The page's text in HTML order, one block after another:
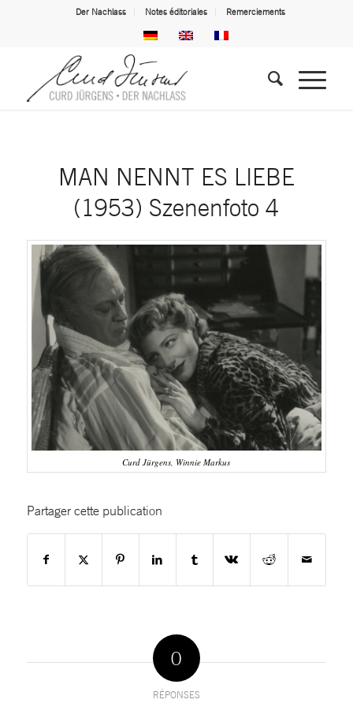
Der Nachlass Notes éditoriales Remerciements
MAN NENNT ES LIEBE
(1953) Szenenfoto 4
Curd Jürgens, Winnie Markus
Partager cette publication
0
RÉPONSES